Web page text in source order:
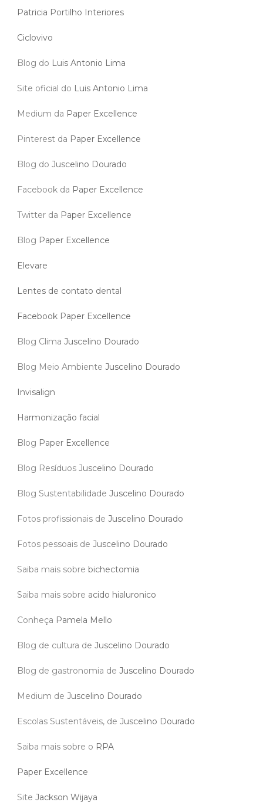
Patricia Portilho Interiores
Ciclovivo
Blog do Luis Antonio Lima
Site oficial do Luis Antonio Lima
Medium da Paper Excellence
Pinterest da Paper Excellence
Blog do Juscelino Dourado
Facebook da Paper Excellence
Twitter da Paper Excellence
Blog Paper Excellence
Elevare
Lentes de contato dental
Facebook Paper Excellence
Blog Clima Juscelino Dourado
Blog Meio Ambiente Juscelino Dourado
Invisalign
Harmonização facial
Blog Paper Excellence
Blog Resíduos Juscelino Dourado
Blog Sustentabilidade Juscelino Dourado
Fotos profissionais de Juscelino Dourado
Fotos pessoais de Juscelino Dourado
Saiba mais sobre bichectomia
Saiba mais sobre acido hialuronico
Conheça Pamela Mello
Blog de cultura de Juscelino Dourado
Blog de gastronomia de Juscelino Dourado
Medium de Juscelino Dourado
Escolas Sustentáveis, de Juscelino Dourado
Saiba mais sobre o RPA
Paper Excellence
Site Jackson Wijaya